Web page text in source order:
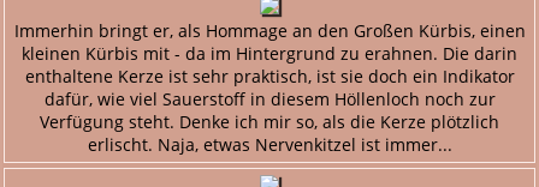
Immerhin bringt er, als Hommage an den Großen Kürbis, einen
kleinen Kürbis mit - da im Hintergrund zu erahnen. Die darin
enthaltene Kerze ist sehr praktisch, ist sie doch ein Indikator
dafür, wie viel Sauerstoff in diesem Höllenloch noch zur
Verfügung steht. Denke ich mir so, als die Kerze plötzlich
erlischt. Naja, etwas Nervenkitzel ist immer...